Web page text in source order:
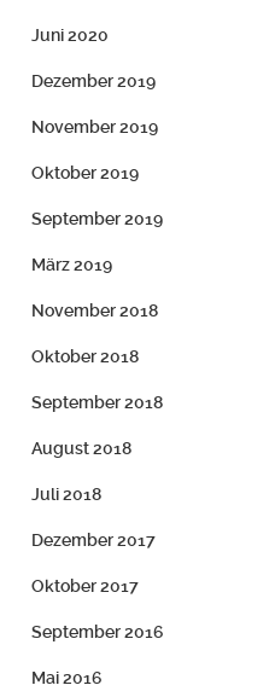
Juni 2020
Dezember 2019
November 2019
Oktober 2019
September 2019
März 2019
November 2018
Oktober 2018
September 2018
August 2018
Juli 2018
Dezember 2017
Oktober 2017
September 2016
Mai 2016